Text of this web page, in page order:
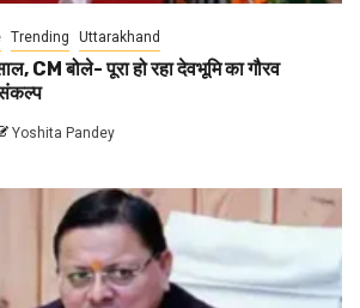
Trending Uttarakhand
CM बोले- पूरा हो रहा देवभूमि का गौरव
संकल्प
Yoshita Pandey